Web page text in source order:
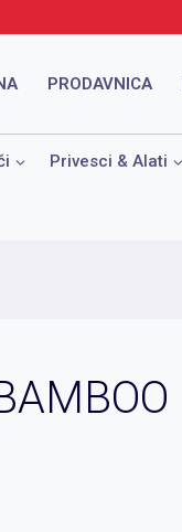
PRODAVNICA
Privesci & Alati